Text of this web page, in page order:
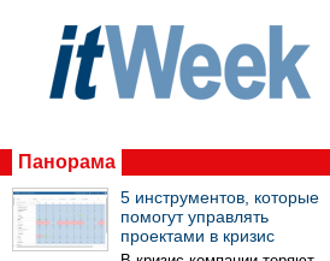
Панорама
5 инструментов, которые
помогут управлять
проектами в кризис